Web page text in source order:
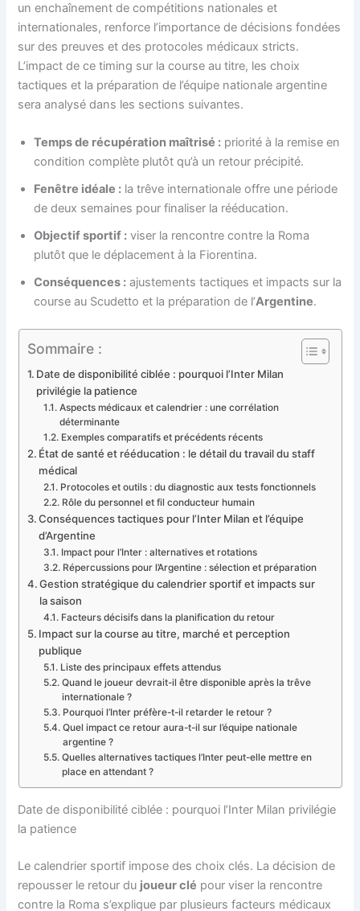
un enchaînement de compétitions nationales et
internationales, renforce l’importance de décisions fondées
sur des preuves et des protocoles médicaux stricts.
L’impact de ce timing sur la course au titre, les choix
tactiques et la préparation de l’équipe nationale argentine
sera analysé dans les sections suivantes.
Temps de récupération maîtrisé : priorité à la remise en
condition complète plutôt qu’à un retour précipité.
Fenêtre idéale : la trêve internationale offre une période
de deux semaines pour finaliser la rééducation.
Objectif sportif : viser la rencontre contre la Roma
plutôt que le déplacement à la Fiorentina.
Conséquences : ajustements tactiques et impacts sur la
course au Scudetto et la préparation de l’Argentine.
Sommaire :
Date de disponibilité ciblée : pourquoi l’Inter Milan
privilégie la patience
Aspects médicaux et calendrier : une corrélation
déterminante
Exemples comparatifs et précédents récents
État de santé et rééducation : le détail du travail du staff
médical
Protocoles et outils : du diagnostic aux tests fonctionnels
Rôle du personnel et fil conducteur humain
Conséquences tactiques pour l’Inter Milan et l’équipe
d’Argentine
Impact pour l’Inter : alternatives et rotations
Répercussions pour l’Argentine : sélection et préparation
Gestion stratégique du calendrier sportif et impacts sur
la saison
Facteurs décisifs dans la planification du retour
Impact sur la course au titre, marché et perception
publique
Liste des principaux effets attendus
Quand le joueur devrait-il être disponible après la trêve
internationale ?
Pourquoi l’Inter préfère-t-il retarder le retour ?
Quel impact ce retour aura-t-il sur l’équipe nationale
argentine ?
Quelles alternatives tactiques l’Inter peut-elle mettre en
place en attendant ?
Date de disponibilité ciblée : pourquoi l’Inter Milan privilégie
la patience
Le calendrier sportif impose des choix clés. La décision de
repousser le retour du joueur clé pour viser la rencontre
contre la Roma s’explique par plusieurs facteurs médicaux